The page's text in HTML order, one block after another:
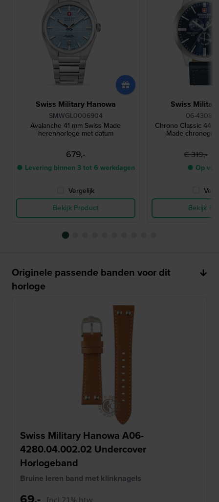
Swiss Military Hanowa
SMWGL0006904
Avalanche 41 mm Swiss Made
herenhorloge met datum
679,-
● Levering binnen 3 tot 6 werkdagen
Vergelijk
Bekijk Product
Swiss
06-
Chrono Classic 44
Made
€ 319,-
● Op
Bekijk
Originele passende banden voor dit
horloge
Swiss Military Hanowa A06-
4280.04.002.02 Undercover
Horlogeband
Bruine leren band met klinknagels